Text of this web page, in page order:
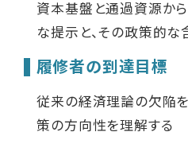
資本基盤と通過資源か
な提示と、その政策的な
履修者の到達目標
従来の経済理論の欠陥
策の方向性を理解する